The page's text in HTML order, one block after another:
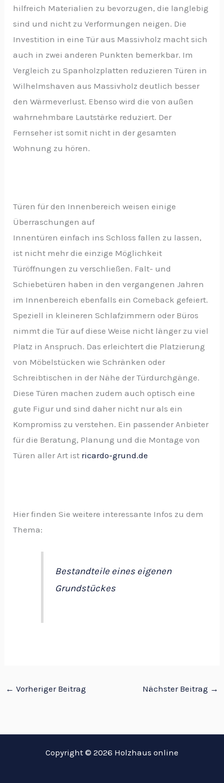
hilfreich Materialien zu bevorzugen, die langlebig
sind und nicht zu Verformungen neigen. Die
Investition in eine Tür aus Massivholz macht sich
auch in zwei anderen Punkten bemerkbar. Im
Vergleich zu Spanholzplatten reduzieren Türen in
Wilhelmshaven aus Massivholz deutlich besser
den Wärmeverlust. Ebenso wird die von außen
wahrnehmbare Lautstärke reduziert. Der
Fernseher ist somit nicht in der gesamten
Wohnung zu hören.
Türen für den Innenbereich weisen einige
Überraschungen auf
Innentüren einfach ins Schloss fallen zu lassen,
ist nicht mehr die einzige Möglichkeit
Türöffnungen zu verschließen. Falt- und
Schiebetüren haben in den vergangenen Jahren
im Innenbereich ebenfalls ein Comeback gefeiert.
Speziell in kleineren Schlafzimmern oder Büros
nimmt die Tür auf diese Weise nicht länger zu viel
Platz in Anspruch. Das erleichtert die Platzierung
von Möbelstücken wie Schränken oder
Schreibtischen in der Nähe der Türdurchgänge.
Diese Türen machen zudem auch optisch eine
gute Figur und sind daher nicht nur als ein
Kompromiss zu verstehen. Ein passender Anbieter
für die Beratung, Planung und die Montage von
Türen aller Art ist ricardo-grund.de
Hier finden Sie weitere interessante Infos zu dem
Thema:
Bestandteile eines eigenen
Grundstückes
← Vorheriger Beitrag Nächster Beitrag →
Copyright © 2026 Holzhaus online